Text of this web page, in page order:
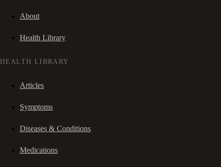
About
Health Library
HEALTH LIBRARY
Articles
Symptoms
Diseases & Conditions
Medications